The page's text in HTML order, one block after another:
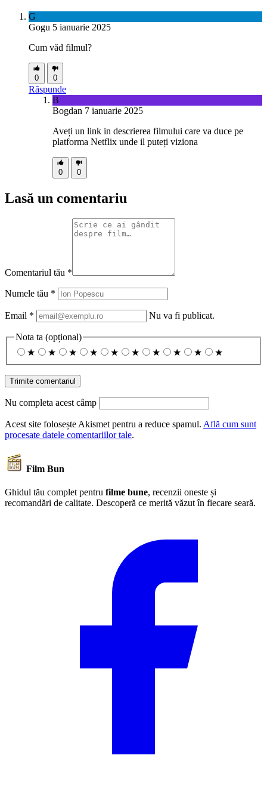
G
Gogu 5 ianuarie 2025
Cum văd filmul?
0 0
Răspunde
B
Bogdan 7 ianuarie 2025
Aveți un link in descrierea filmului care va duce pe
platforma Netflix unde il puteți viziona
0 0
Lasă un comentariu
Comentariul tău *
Numele tău *
Email * Nu va fi publicat.
Nota ta (opțional)
★
★ ★ ★ ★ ★ ★ ★ ★ ★
Nu completa acest câmp
Acest site folosește Akismet pentru a reduce spamul. Află cum sunt
procesate datele comentariilor tale.
Film Bun
Ghidul tău complet pentru filme bune, recenzii oneste și
recomandări de calitate. Descoperă ce merită văzut în fiecare seară.